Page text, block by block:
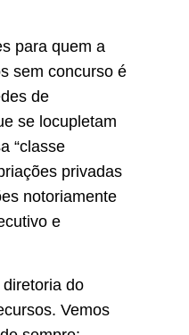
para quem a
sem concurso é
de
se locupletam
“classe
privadas
notoriamente
e
do
Vemos